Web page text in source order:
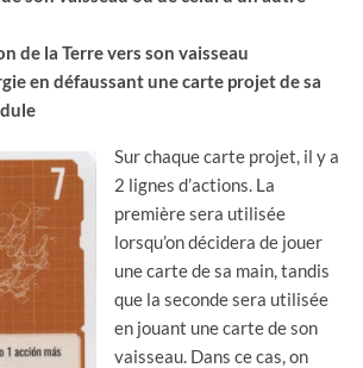
de la Terre vers son vaisseau
en défaussant une carte projet de sa
Sur chaque carte projet, il y a
2 lignes d’actions. La
première sera utilisée
lorsqu’on décidera de jouer
une carte de sa main, tandis
que la seconde sera utilisée
en jouant une carte de son
vaisseau. Dans ce cas, on